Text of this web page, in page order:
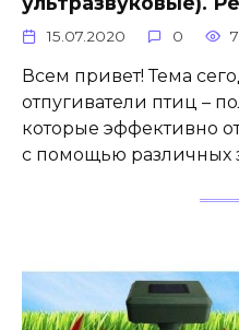
15.07.2020 0
Всем привет! Тема
отпугиватели птиц –
которые эффективно
с помощью различных